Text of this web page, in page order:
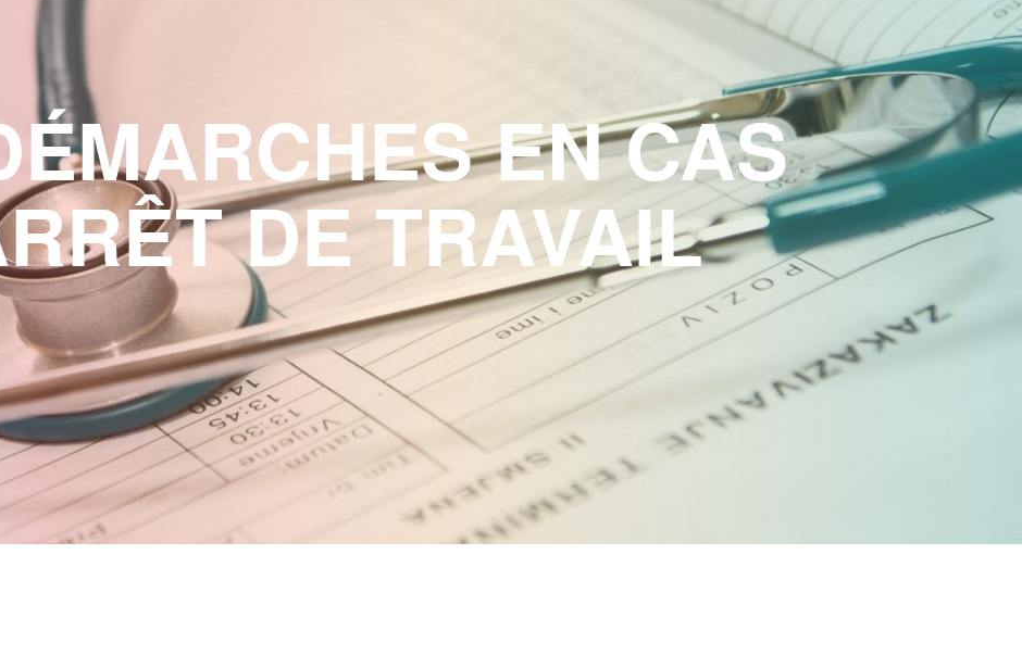
EN CAS
DE TRAVAIL